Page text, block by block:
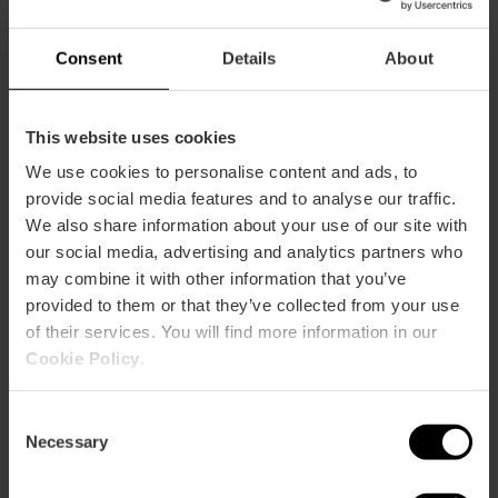
Consent Details About
This website uses cookies
We use cookies to personalise content and ads, to
provide social media features and to analyse our traffic.
We also share information about your use of our site with
our social media, advertising and analytics partners who
may combine it with other information that you’ve
provided to them or that they’ve collected from your use
of their services. You will find more information in our
Cookie Policy
Selection
Necessary
Restaurante
Cómo llegar
Bus
13,79,92,93